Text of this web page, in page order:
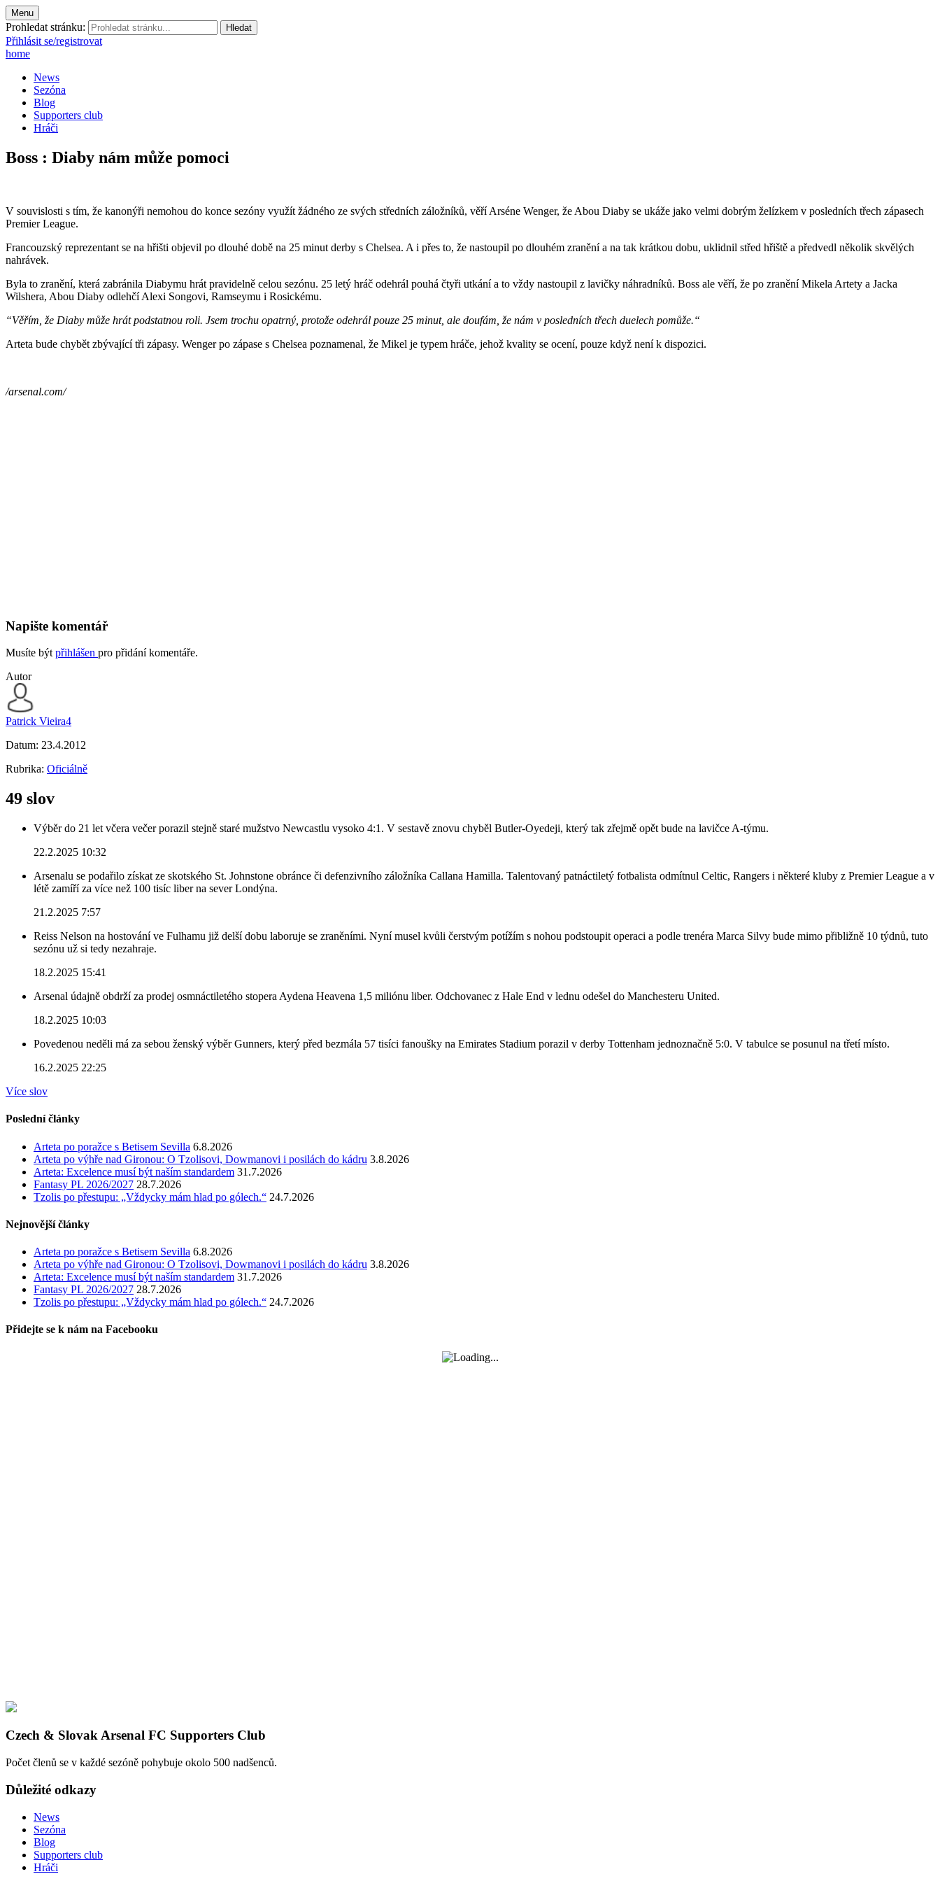
Menu
Prohledat stránku:
Přihlásit se/registrovat
home
News
Sezóna
Blog
Supporters club
Hráči
Boss : Diaby nám může pomoci
V souvislosti s tím, že kanonýři nemohou do konce sezóny využít žádného ze svých středních záložníků, věří Arséne Wenger, že Abou Diaby se ukáže jako velmi dobrým želízkem v posledních třech zápasech
Premier League.
Francouzský reprezentant se na hřišti objevil po dlouhé době na 25 minut derby s Chelsea. A i přes to, že nastoupil po dlouhém zranění a na tak krátkou dobu, uklidnil střed hřiště a předvedl několik skvělých
nahrávek.
Byla to zranění, která zabránila Diabymu hrát pravidelně celou sezónu. 25 letý hráč odehrál pouhá čtyři utkání a to vždy nastoupil z lavičky náhradníků. Boss ale věří, že po zranění Mikela Artety a Jacka
Wilshera, Abou Diaby odlehčí Alexi Songovi, Ramseymu i Rosickému.
“Věřím, že Diaby může hrát podstatnou roli. Jsem trochu opatrný, protože odehrál pouze 25 minut, ale doufám, že nám v posledních třech duelech pomůže.“
Arteta bude chybět zbývající tři zápasy. Wenger po zápase s Chelsea poznamenal, že Mikel je typem hráče, jehož kvality se ocení, pouze když není k dispozici.
/arsenal.com/
Napište komentář
Musíte být přihlášen pro přidání komentáře.
Autor
Patrick Vieira4
Datum: 23.4.2012
Rubrika: Oficiálně
49 slov
Výběr do 21 let včera večer porazil stejně staré mužstvo Newcastlu vysoko 4:1. V sestavě znovu chyběl Butler-Oyedeji, který tak zřejmě opět bude na lavičce A-týmu.
22.2.2025 10:32
Arsenalu se podařilo získat ze skotského St. Johnstone obránce či defenzivního záložníka Callana Hamilla. Talentovaný patnáctiletý fotbalista odmítnul Celtic, Rangers i některé kluby z Premier League a v
létě zamíří za více než 100 tisíc liber na sever Londýna.
21.2.2025 7:57
Reiss Nelson na hostování ve Fulhamu již delší dobu laboruje se zraněními. Nyní musel kvůli čerstvým potížím s nohou podstoupit operaci a podle trenéra Marca Silvy bude mimo přibližně 10 týdnů, tuto
sezónu už si tedy nezahraje.
18.2.2025 15:41
Arsenal údajně obdrží za prodej osmnáctiletého stopera Aydena Heavena 1,5 miliónu liber. Odchovanec z Hale End v lednu odešel do Manchesteru United.
18.2.2025 10:03
Povedenou neděli má za sebou ženský výběr Gunners, který před bezmála 57 tisíci fanoušky na Emirates Stadium porazil v derby Tottenham jednoznačně 5:0. V tabulce se posunul na třetí místo.
16.2.2025 22:25
Více slov
Poslední články
Arteta po poražce s Betisem Sevilla 6.8.2026
Arteta po výhře nad Gironou: O Tzolisovi, Dowmanovi i posilách do kádru 3.8.2026
Arteta: Excelence musí být naším standardem 31.7.2026
Fantasy PL 2026/2027 28.7.2026
Tzolis po přestupu: „Vždycky mám hlad po gólech.“ 24.7.2026
Nejnovější články
Arteta po poražce s Betisem Sevilla 6.8.2026
Arteta po výhře nad Gironou: O Tzolisovi, Dowmanovi i posilách do kádru 3.8.2026
Arteta: Excelence musí být naším standardem 31.7.2026
Fantasy PL 2026/2027 28.7.2026
Tzolis po přestupu: „Vždycky mám hlad po gólech.“ 24.7.2026
Přidejte se k nám na Facebooku
Czech & Slovak Arsenal FC Supporters Club
Počet členů se v každé sezóně pohybuje okolo 500 nadšenců.
Důležité odkazy
News
Sezóna
Blog
Supporters club
Hráči